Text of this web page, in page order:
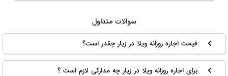
سوالات متداول
قیمت اجاره روزانه ویلا در زیار چقدر است؟
برای اجاره روزانه ویلا در زیار چه مدارکی لازم است ؟